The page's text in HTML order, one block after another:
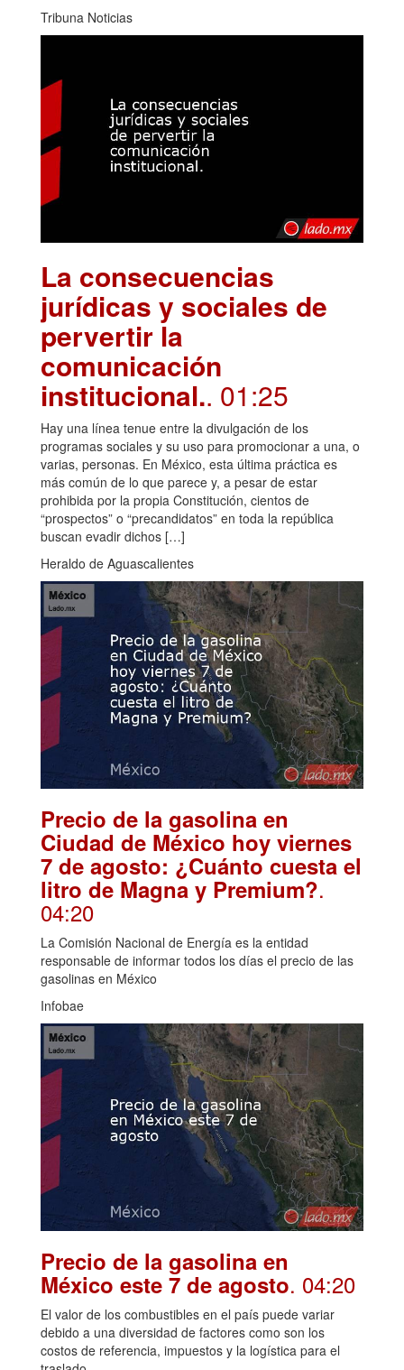
Tribuna Noticias
La consecuencias
jurídicas y sociales de
pervertir la
comunicación
institucional.. 01:25
Hay una línea tenue entre la divulgación de los
programas sociales y su uso para promocionar a una, o
varias, personas. En México, esta última práctica es
más común de lo que parece y, a pesar de estar
prohibida por la propia Constitución, cientos de
“prospectos” o “precandidatos” en toda la república
buscan evadir dichos […]
Heraldo de Aguascalientes
Precio de la gasolina en
Ciudad de México hoy viernes
7 de agosto: ¿Cuánto cuesta el
litro de Magna y Premium?.
04:20
La Comisión Nacional de Energía es la entidad
responsable de informar todos los días el precio de las
gasolinas en México
Infobae
Precio de la gasolina en
México este 7 de agosto. 04:20
El valor de los combustibles en el país puede variar
debido a una diversidad de factores como son los
costos de referencia, impuestos y la logística para el